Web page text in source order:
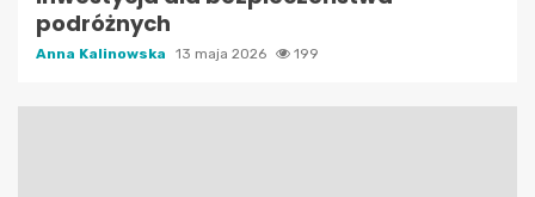
podróżnych
Anna Kalinowska 13 maja 2026 199